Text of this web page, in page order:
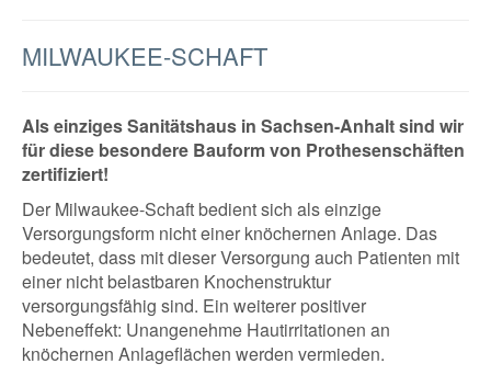
MILWAUKEE-SCHAFT
Als einziges Sanitätshaus in Sachsen-Anhalt sind wir
für diese besondere Bauform von Prothesenschäften
zertifiziert!
Der Milwaukee-Schaft bedient sich als einzige
Versorgungsform nicht einer knöchernen Anlage. Das
bedeutet, dass mit dieser Versorgung auch Patienten mit
einer nicht belastbaren Knochenstruktur
versorgungsfähig sind. Ein weiterer positiver
Nebeneffekt: Unangenehme Hautirritationen an
knöchernen Anlageflächen werden vermieden.